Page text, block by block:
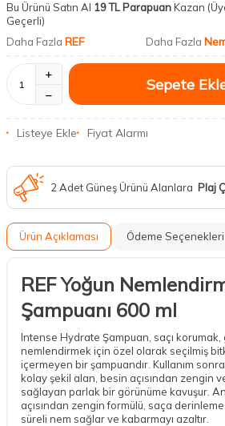
Bu Ürünü Satın Al 19 TL ParapuanKazan
Geçerli)
Daha Fazla REF Daha Fazla
Sepete
Listeye Ekle Fiyat Alarmı
2 Adet Güneş Ürünü Alanlara Plaj
Ürün Açıklaması Ödeme Seçenekleri
REF Yoğun
Şampuanı 600 ml
Intense Hydrate Şampuan, saçı
nemlendirmek için özel olarak seçilmiş
içermeyen bir şampuandır. Kullanım
kolay şekil alan, besin açısından zengin
sağlayan parlak bir görünüme kavuşur.
açısından zengin formülü, saça
süreli nem sağlar ve kabarmayı azaltır.